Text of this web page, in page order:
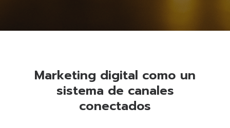
Marketing digital como un
sistema de canales
conectados